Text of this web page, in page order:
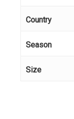
Country
Season
Size